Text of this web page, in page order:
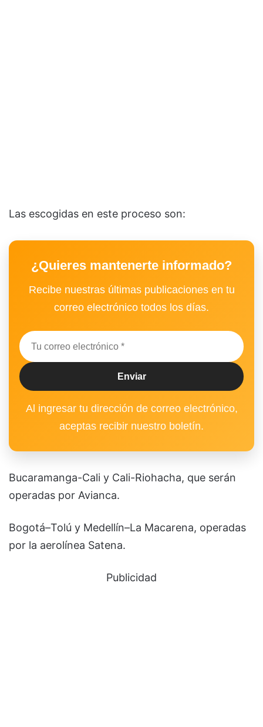
Las escogidas en este proceso son:
¿Quieres mantenerte informado?
Recibe nuestras últimas publicaciones en tu
correo electrónico todos los días.
Al ingresar tu dirección de correo electrónico,
aceptas recibir nuestro boletín.
Bucaramanga-Cali y Cali-Riohacha, que serán
operadas por Avianca.
Bogotá–Tolú y Medellín–La Macarena, operadas
por la aerolínea Satena.
Publicidad